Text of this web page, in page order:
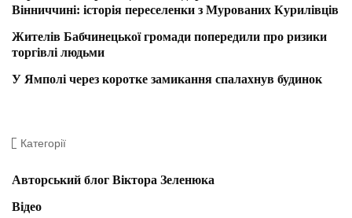
Вінниччині: історія переселенки з Мурованих Курилівців
Жителів Бабчинецької громади попередили про ризики
торгівлі людьми
У Ямполі через коротке замикання спалахнув будинок
Категорії
Авторський блог Віктора Зеленюка
Відео